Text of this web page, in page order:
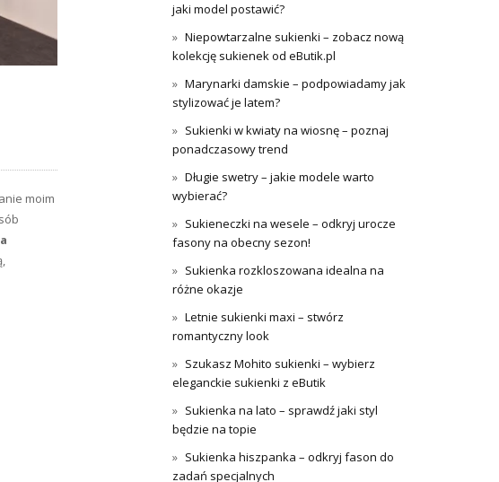
moim
jaki model postawić?
Niepowtarzalne sukienki – zobacz nową
kolekcję sukienek od eButik.pl
Marynarki damskie – podpowiadamy jak
stylizować je latem?
Sukienki w kwiaty na wiosnę – poznaj
ponadczasowy trend
Długie swetry – jakie modele warto
wybierać?
Sukieneczki na wesele – odkryj urocze
fasony na obecny sezon!
Sukienka rozkloszowana idealna na
różne okazje
Letnie sukienki maxi – stwórz
romantyczny look
Szukasz Mohito sukienki – wybierz
eleganckie sukienki z eButik
Sukienka na lato – sprawdź jaki styl
będzie na topie
Sukienka hiszpanka – odkryj fason do
zadań specjalnych